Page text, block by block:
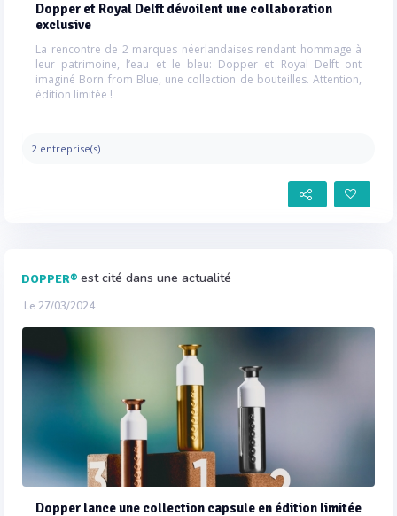
Dopper et Royal Delft dévoilent une collaboration
exclusive
La rencontre de 2 marques néerlandaises rendant hommage à
leur patrimoine, l’eau et le bleu: Dopper et Royal Delft ont
imaginé Born from Blue, une collection de bouteilles. Attention,
édition limitée !
2 entreprise(s)
DOPPER® est cité dans une actualité
Le 27/03/2024
Dopper lance une collection capsule en édition limitée